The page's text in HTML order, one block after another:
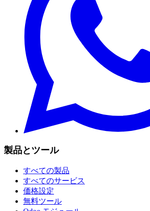
製品とツール
すべての製品
すべてのサービス
価格設定
無料ツール